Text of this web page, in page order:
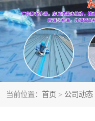
当前位置： 首页 > 公司动态
楼面防水补漏
阳台卫生间防水补漏
金属房搭建及补漏